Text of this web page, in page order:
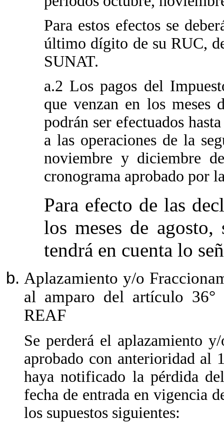
Para estos efectos se
último dígito de su RUC,
SUNAT.
a.2 Los pagos del
que venzan en los meses
podrán ser efectuados
a las operaciones de la
noviembre y diciembre
cronograma aprobado por
Para efecto de las
los meses de
tendrá en cuenta lo
Aplazamiento y/o
al amparo del artículo
REAF
Se perderá el aplazamiento
aprobado con anterioridad al
haya notificado la pérdida
fecha de entrada en vigencia
los supuestos siguientes: